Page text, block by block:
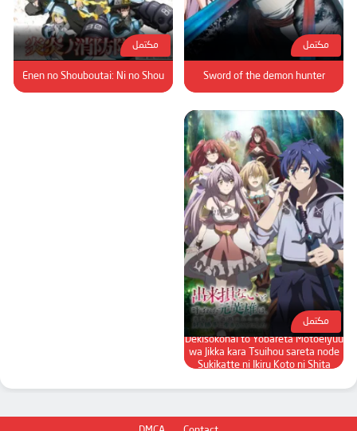
مكتمل
Sword of the demon hunter
مكتمل
Enen no Shouboutai: Ni no Shou
مكتمل
Dekisokonai to Yobareta Motoeiyuu
wa Jikka kara Tsuihou sareta node
Sukikatte ni Ikiru Koto ni Shita